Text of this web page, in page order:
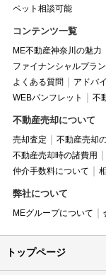
ペット相談可能
コンテンツ一覧
ME不動産神奈川の魅力
ファイナンシャルプラン
よくある質問
アドバ
WEBパンフレット
不
不動産売却について
売却査定 不動産売却
不動産売却時の諸費用
仲介手数料について
弊社について
MEグループについて
トップページ